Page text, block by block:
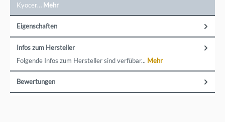
Kyocer… Mehr
Eigenschaften
Infos zum Hersteller
Folgende Infos zum Hersteller sind verfübar... Mehr
Bewertungen